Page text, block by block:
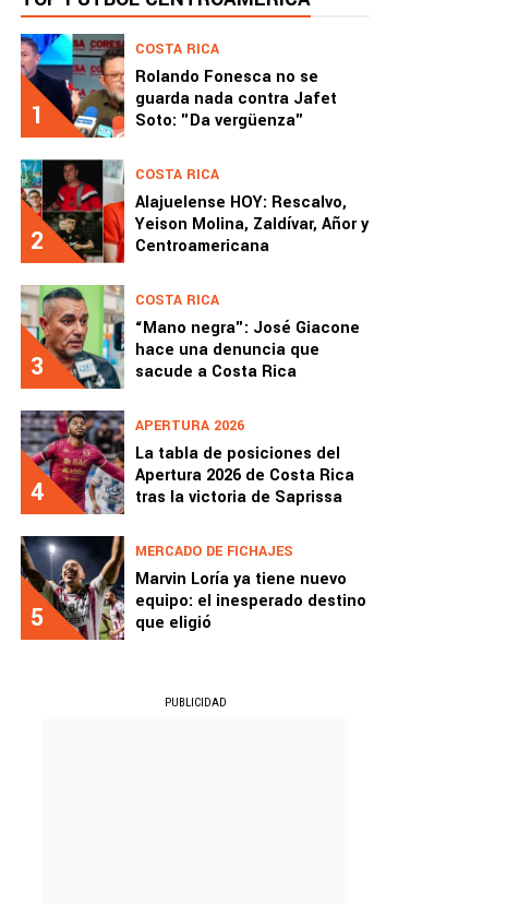
1
COSTA RICA
Rolando Fonesca no se
guarda nada contra Jafet
Soto: "Da vergüenza"
2
COSTA RICA
Alajuelense HOY: Rescalvo,
Yeison Molina, Zaldívar, Añor y
Centroamericana
3
COSTA RICA
“Mano negra": José Giacone
hace una denuncia que
sacude a Costa Rica
4
APERTURA 2026
La tabla de posiciones del
Apertura 2026 de Costa Rica
tras la victoria de Saprissa
5
MERCADO DE FICHAJES
Marvin Loría ya tiene nuevo
equipo: el inesperado destino
que eligió
PUBLICIDAD